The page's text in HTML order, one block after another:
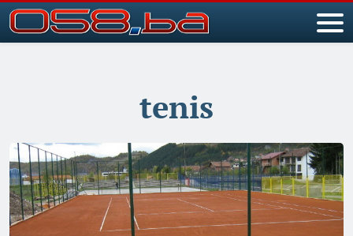
tenis